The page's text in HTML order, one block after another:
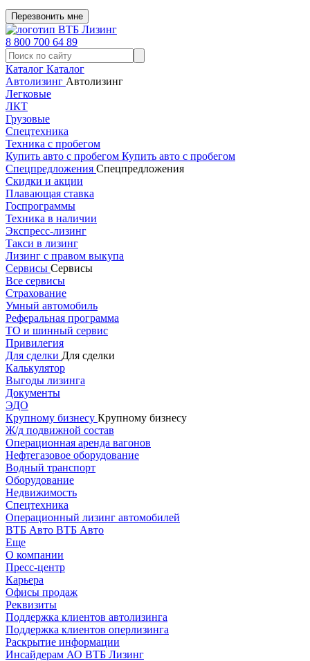
Перезвонить мне
8 800 700 64 89
Каталог Каталог
Автолизинг Автолизинг
Легковые
ЛКТ
Грузовые
Спецтехника
Техника с пробегом
Купить авто с пробегом Купить авто с пробегом
Спецпредложения Спецпредложения
Скидки и акции
Плавающая ставка
Госпрограммы
Техника в наличии
Экспресс-лизинг
Такси в лизинг
Лизинг с правом выкупа
Сервисы Сервисы
Все сервисы
Страхование
Умный автомобиль
Реферальная программа
ТО и шинный сервис
Привилегия
Для сделки Для сделки
Калькулятор
Выгоды лизинга
Документы
ЭДО
Крупному бизнесу Крупному бизнесу
Ж/д подвижной состав
Операционная аренда вагонов
Нефтегазовое оборудование
Водный транспорт
Оборудование
Недвижимость
Спецтехника
Операционный лизинг автомобилей
ВТБ Авто ВТБ Авто
Еще
О компании
Пресс-центр
Карьера
Офисы продаж
Реквизиты
Поддержка клиентов автолизинга
Поддержка клиентов оперлизинга
Раскрытие информации
Инсайдерам АО ВТБ Лизинг